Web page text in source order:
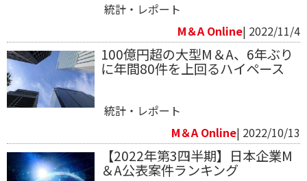
統計・レポート
M＆A Online| 2022/11/4
100億円超の大型M＆A、6年ぶり
に年間80件を上回るハイペース
統計・レポート
M＆A Online| 2022/10/13
【2022年第3四半期】日本企業M
＆A公表案件ランキング